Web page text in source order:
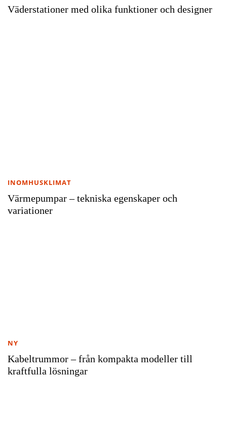
Väderstationer med olika funktioner och designer
Värmepumpar – tekniska egenskaper och
variationer
INOMHUSKLIMAT
Kabeltrummor – från kompakta modeller till
kraftfulla lösningar
NY